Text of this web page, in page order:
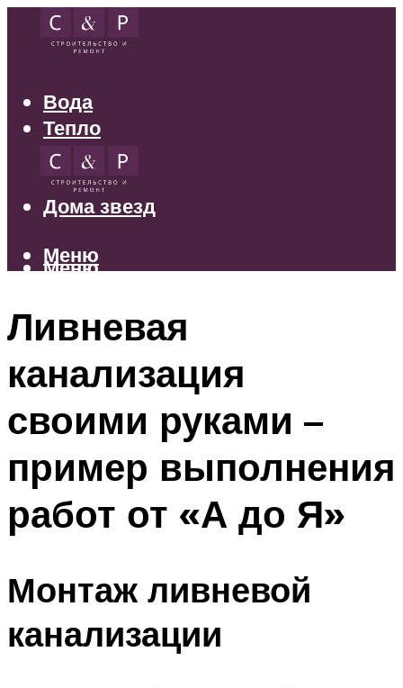
Вода
Тепло
Электрика
Свет
Дома звезд
Меню
Меню
Ливневая
канализация
своими руками –
пример выполнения
работ от «А до Я»
Монтаж ливневой
канализации